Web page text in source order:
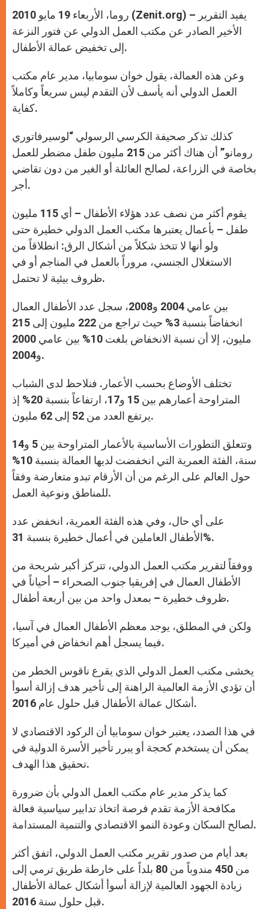
روما، الأربعاء 19 مايو 2010 (Zenit.org) – يفيد التقرير
الأخير الصادر عن مكتب العمل الدولي عن فتور النزعة
إلى تخفيض عمالة الأطفال.
وعن هذه العمالة، يقول خوان سومابيا، مدير عام مكتب
العمل الدولي أنه يأسف لأن التقدم ليس سريعاً وكاملاً
كفاية.
كذلك تذكر صحيفة الكرسي الرسولي “لوسيرفاتوري
رومانو” أن هناك أكثر من 215 مليون طفل مضطر للعمل
بخاصة في الزراعة، لصالح العائلة أو الغير من دون تقاضي
أجر.
يقوم أكثر من نصف عدد هؤلاء الأطفال – أي 115 مليون
طفل – بأعمال يعتبرها مكتب العمل الدولي خطيرة حتى
ولو أنها لا تتخذ شكلاً من أشكال الرق: انطلاقاً من
الاستغلال الجنسي، مروراً بالعمل في المناجم أو في
ظروف بيئية لا تحتمل.
بين عامي 2004 و2008، سجل عدد الأطفال العمال
انخفاضاً بنسبة 3% حيث تراجع من 222 مليون إلى 215
مليون، إلا أن نسبة الانخفاض بلغت 10% بين عامي 2000
و2004.
تختلف الأوضاع بحسب الأعمار. فنلاحظ لدى الشباب
المتراوحة أعمارهم بين 15 و17، ارتفاعاً بنسبة 20% إذ
يرتفع العدد من 52 إلى 62 مليون.
وتتعلق التطورات الأساسية بالأعمار المتراوحة بين 5 و14
سنة، الفئة العمرية التي انخفضت لديها العمالة بنسبة 10%
حول العالم على الرغم من أن الأرقام تبدو متعارضة وفقاً
للمناطق ونوعية العمل.
على أي حال، وفي هذه الفئة العمرية، انخفض عدد
الأطفال العاملين في أعمال خطيرة بنسبة 31%.
ووفقاً لتقرير مكتب العمل الدولي، تتركز أكبر شريحة من
الأطفال العمال في إفريقيا جنوب الصحراء – أحياناً في
ظروف خطيرة – بمعدل واحد من بين أربعة أطفال.
ولكن في المطلق، يوجد معظم الأطفال العمال في آسيا،
فيما يسجل أهم انخفاض في أميركا.
يخشى مكتب العمل الدولي الذي يقرع ناقوس الخطر من
أن تؤدي الأزمة العالمية الراهنة إلى تأخير هدف إزالة أسوأ
أشكال عمالة الأطفال قبل حلول عام 2016.
في هذا الصدد، يعتبر خوان سومابيا أن الركود الاقتصادي لا
يمكن أن يستخدم كحجة أو يبرر تأخير الأسرة الدولية في
تحقيق هذا الهدف.
كما يذكر مدير عام مكتب العمل الدولي بأن ضرورة
مكافحة الأزمة تقدم فرصة اتخاذ تدابير سياسية فعالة
لصالح السكان وعودة النمو الاقتصادي والتنمية المستدامة.
بعد أيام من صدور تقرير مكتب العمل الدولي، اتفق أكثر
من 450 مندوباً من 80 بلداً على خارطة طريق ترمي إلى
زيادة الجهود العالمية لإزالة أسوأ أشكال عمالة الأطفال
قبل حلول سنة 2016.